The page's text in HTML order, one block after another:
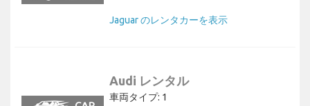
Jaguar のレンタカーを表示
Audi レンタル
車両タイプ: 1